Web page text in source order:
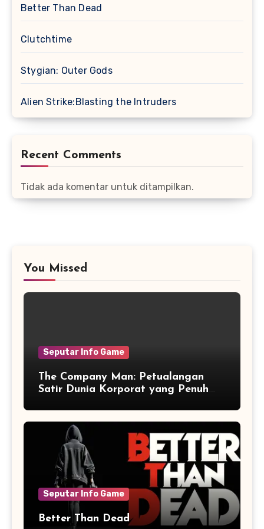
Better Than Dead
Clutchtime
Stygian: Outer Gods
Alien Strike:Blasting the Intruders
Recent Comments
Tidak ada komentar untuk ditampilkan.
You Missed
Seputar Info Game
The Company Man: Petualangan
Satir Dunia Korporat yang Penuh
Seputar Info Game
Better Than Dead